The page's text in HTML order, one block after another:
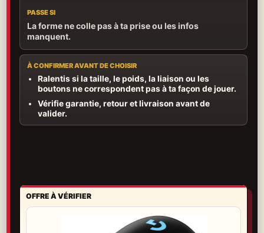
PASSE SI
La forme ne colle pas à ta prise ou les infos
manquent.
À CONFIRMER AVANT DE CHOISIR
Ralentis si la taille, le poids, la liaison ou les
boutons ne correspondent pas à ta façon de jouer.
Vérifie garantie, retour et livraison avant de
valider.
OFFRE À VÉRIFIER